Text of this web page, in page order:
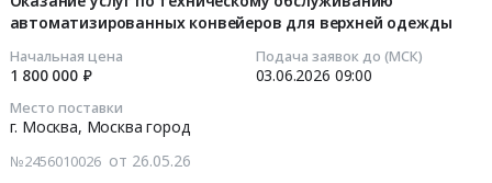
автоматизированных конвейеров для верхней одежды
Начальная цена
1 800 000 ₽
Подача заявок до (МСК)
03.06.2026 09:00
Место поставки
г. Москва, Москва город
№2456010026 от 26.05.26